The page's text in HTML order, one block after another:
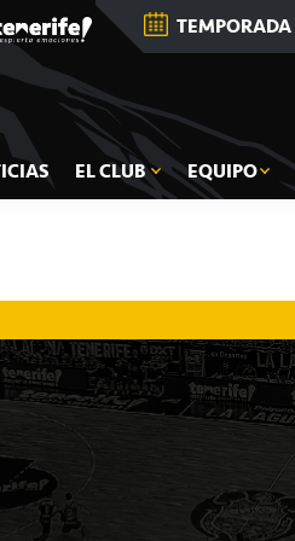
TEMPORADA
EL CLUB EQUIPO